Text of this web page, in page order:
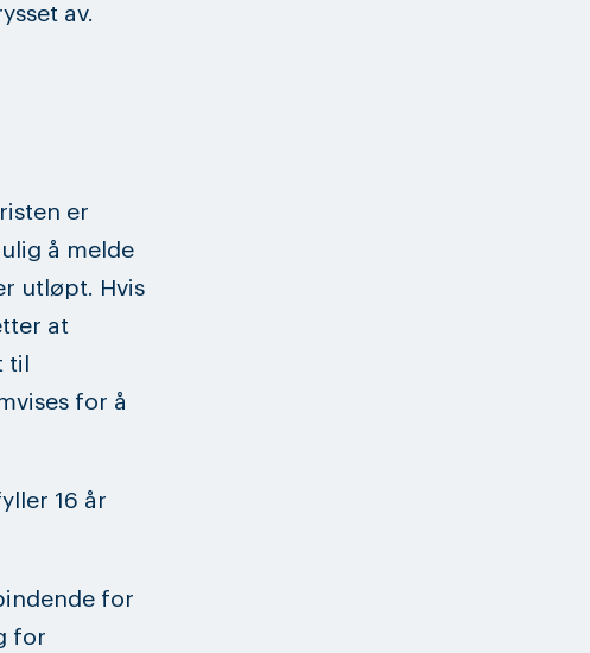
av.
er
å melde
utløpt. Hvis
at
for å
16 år
for
for